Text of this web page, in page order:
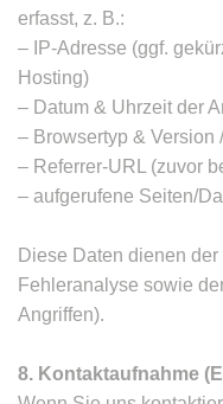
erfasst, z. B.:
– IP-Adresse (ggf.
Hosting)
– Datum & Uhrzeit der
– Browsertyp & Version
– Referrer-URL (zuvor
– aufgerufene Seiten/
Diese Daten dienen
Fehleranalyse sowie
Angriffen).
8. Kontaktaufnahme